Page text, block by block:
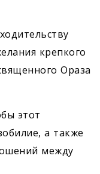
крепкого
Ораза
этот
а также
между